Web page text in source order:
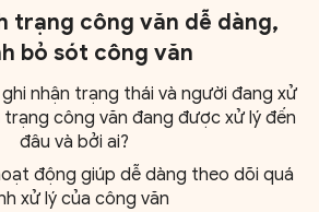
trạng công văn dễ dàng,
bỏ sót công văn
nhận trạng thái và người đang xử
công văn đang được xử lý đến
đâu và bởi ai?
động giúp dễ dàng theo dõi quá
xử lý của công văn